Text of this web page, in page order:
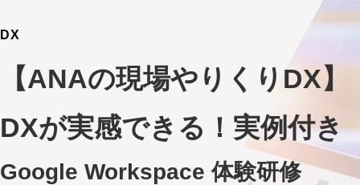
DX
【ANAの現場やりくりDX】
DXが実感できる！実例付き
Google Workspace 体験研修